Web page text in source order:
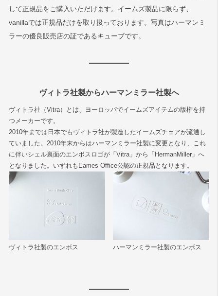
して正規品をご購入いただけます。イームズ製品に限らず、
vanillaでは正規品だけを取り扱っております。写真はハーマンミ
ラーの優良販売店の証であるキューブです。
ヴィトラ社製からハーマンミラー社製へ
ヴィトラ社（Vitra）とは、ヨーロッパでイームズアイテムの版権を持
つメーカーです。
2010年までは日本でもヴィトラ社が製造したイームズチェアが流通し
ていました。2010年末からはハーマンミラー社製に変更となり、これ
に伴いシェル裏面のエンボスロゴが「Vitra」から「HermanMiller」へ
となりました。いずれもEames Office公認の正規品となります。
ヴィトラ社製のエンボス ハーマンミラー社製のエンボス